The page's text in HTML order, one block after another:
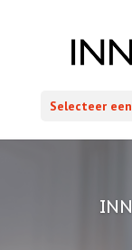
Selecteer